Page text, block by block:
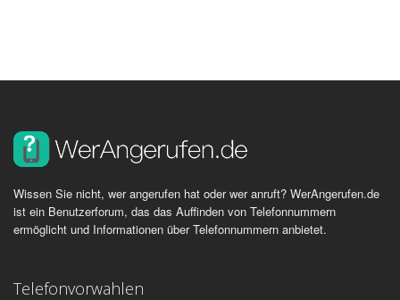
Wissen Sie nicht, wer angerufen hat oder wer anruft? WerAngerufen.de
ist ein Benutzerforum, das das Auffinden von Telefonnummern
ermöglicht und Informationen über Telefonnummern anbietet.
Telefonvorwahlen